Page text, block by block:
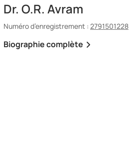
Dr. O.R. Avram
Numéro d’enregistrement : 2791501228
Biographie complète